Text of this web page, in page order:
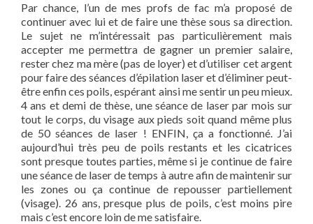
Par chance, l’un de mes profs de fac m’a proposé de
continuer avec lui et de faire une thèse sous sa direction.
Le sujet ne m’intéressait pas particulièrement mais
accepter me permettra de gagner un premier salaire,
rester chez ma mère (pas de loyer) et d’utiliser cet argent
pour faire des séances d’épilation laser et d’éliminer peut-
être enfin ces poils, espérant ainsi me sentir un peu mieux.
4 ans et demi de thèse, une séance de laser par mois sur
tout le corps, du visage aux pieds soit quand même plus
de 50 séances de laser ! ENFIN, ça a fonctionné. J’ai
aujourd’hui très peu de poils restants et les cicatrices
sont presque toutes parties, même si je continue de faire
une séance de laser de temps à autre afin de maintenir sur
les zones ou ça continue de repousser partiellement
(visage). 26 ans, presque plus de poils, c’est moins pire
mais c’est encore loin de me satisfaire.